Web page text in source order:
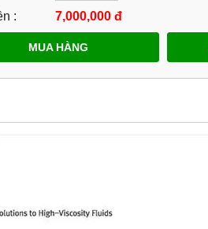
: 7,000,000 đ
MUA HÀNG